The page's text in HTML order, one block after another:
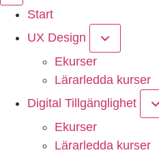
Start
UX Design
Ekurser
Lärarledda kurser
Digital Tillgänglighet
Ekurser
Lärarledda kurser